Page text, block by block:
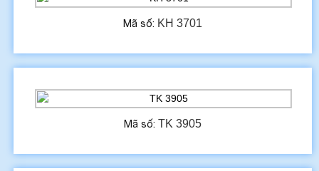
Mã số: KH 3701
Mã số: TK 3905